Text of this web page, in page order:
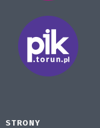
STRONY